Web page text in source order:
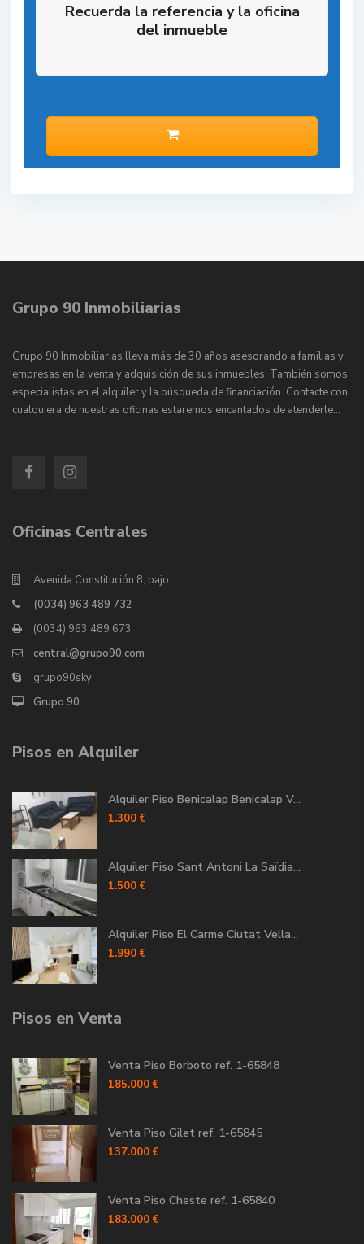
Recuerda la referencia y la oficina
del inmueble
--
Grupo 90 Inmobiliarias
Grupo 90 Inmobiliarias lleva más de 30 años asesorando a familias y
empresas en la venta y adquisición de sus inmuebles. También somos
especialistas en el alquiler y la búsqueda de financiación. Contacte con
cualquiera de nuestras oficinas estaremos encantados de atenderle…
Oficinas Centrales
Avenida Constitución 8, bajo
(0034) 963 489 732
(0034) 963 489 673
central@grupo90.com
grupo90sky
Grupo 90
Pisos en Alquiler
Alquiler Piso Benicalap Benicalap V...
1.300 €
Alquiler Piso Sant Antoni La Saïdia...
1.500 €
Alquiler Piso El Carme Ciutat Vella...
1.990 €
Pisos en Venta
Venta Piso Borboto ref. 1-65848
185.000 €
Venta Piso Gilet ref. 1-65845
137.000 €
Venta Piso Cheste ref. 1-65840
183.000 €